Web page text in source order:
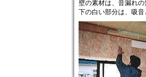
壁の素材は、音漏れ
下の白い部分は、吸